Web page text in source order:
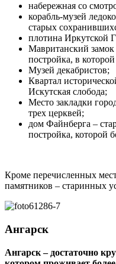
набережная со
корабль-музей
старых
плотина Иркутской
Мавританский замок
постройка, в
Музей декабристов;
Квартал
Искутская слобода;
Место закладки
трех церквей;
дом Файнберга –
постройка, которой
Кроме перечисленных
памятников – старинных
Ангарск
Ангарск – достаточно